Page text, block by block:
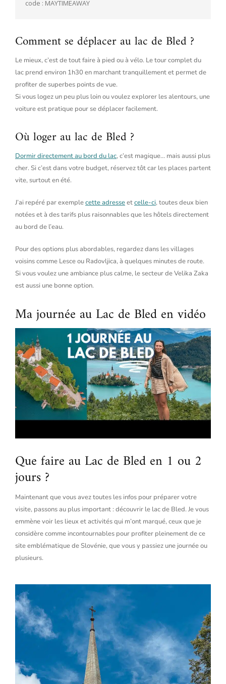
code : MAYTIMEAWAY
Comment se déplacer au lac de Bled ?
Le mieux, c’est de tout faire à pied ou à vélo. Le tour complet du
lac prend environ 1h30 en marchant tranquillement et permet de
profiter de superbes points de vue.
Si vous logez un peu plus loin ou voulez explorer les alentours, une
voiture est pratique pour se déplacer facilement.
Où loger au lac de Bled ?
Dormir directement au bord du lac, c’est magique… mais aussi plus
cher. Si c’est dans votre budget, réservez tôt car les places partent
vite, surtout en été.
J’ai repéré par exemplecette adresseetcelle-ci, toutes deux bien
notées et à des tarifs plus raisonnables que les hôtels directement
au bord de l’eau.
Pour des options plus abordables, regardez dans les villages
voisins comme Lesce ou Radovljica, à quelques minutes de route.
Si vous voulez une ambiance plus calme, le secteur de Velika Zaka
est aussi une bonne option.
Ma journée au Lac de Bled en vidéo
Que faire au Lac de Bled en 1 ou 2
jours ?
Maintenant que vous avez toutes les infos pour préparer votre
visite, passons au plus important : découvrir le lac de Bled. Je vous
emmène voir les lieux et activités qui m’ont marqué, ceux que je
considère comme incontournables pour profiter pleinement de ce
site emblématique de Slovénie, que vous y passiez une journée ou
plusieurs.